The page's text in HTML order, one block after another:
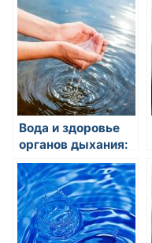
обеспечение
организма?
Вода и здоровье
органов дыхания:
важность
увлажнения
дыхательных
путей